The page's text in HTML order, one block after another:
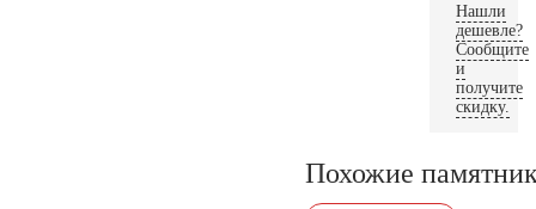
Нашли
дешевле?
Сообщите
и
получите
скидку.
Похожие